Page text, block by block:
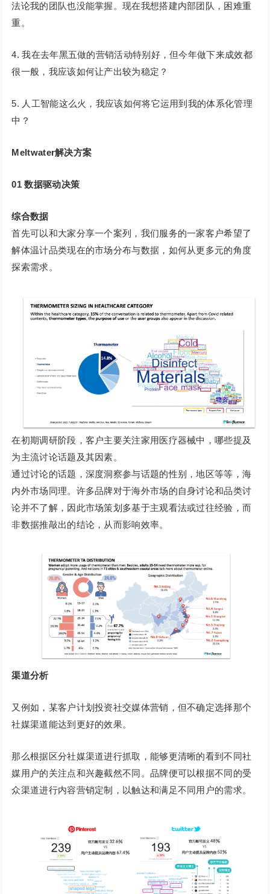
法论我的团队也没能掌握。现在我想搭建内部团队，困难重
重。
4. 我在去年黑五做的营销活动特别好，但今年做下来成效都
很一般，我应该如何让产出较为稳定？
5. 人工智能这么火，我应该如何将它运用到我的体系化管理
中？
Meltwater解决方案
01 数据驱动决策
综合数据
首先可以和大家分享一个案列，我们服务的一家客户希望了
解体温计品类现在的市场分布与数据，如何从更多元的角度
探索需求。
在初期调研阶段，客户主要关注家用医疗器械中，哪些提及
为主流讨论话题及其因素。
通过讨论的话题，深度洞察参与话题的性别，地区等等，海
内外市场同理。许多品牌对于海外市场的自身讨论和品类讨
论并不了解，因此市场策划多基于主观看法或过往经验，而
非数据推敲出的结论，从而影响效率。
渠道分析
又例如，某客户计划投资社交媒体营销，但不确定选择那个
社媒渠道能达到更好的效果。
那么根据区分社媒渠道进行抓取，能够更清晰的看到不同社
媒用户的关注点和兴趣截然不同。品牌便可以根据不同的受
众渠道进行内容营销定制，以触达和满足不同用户的需求。